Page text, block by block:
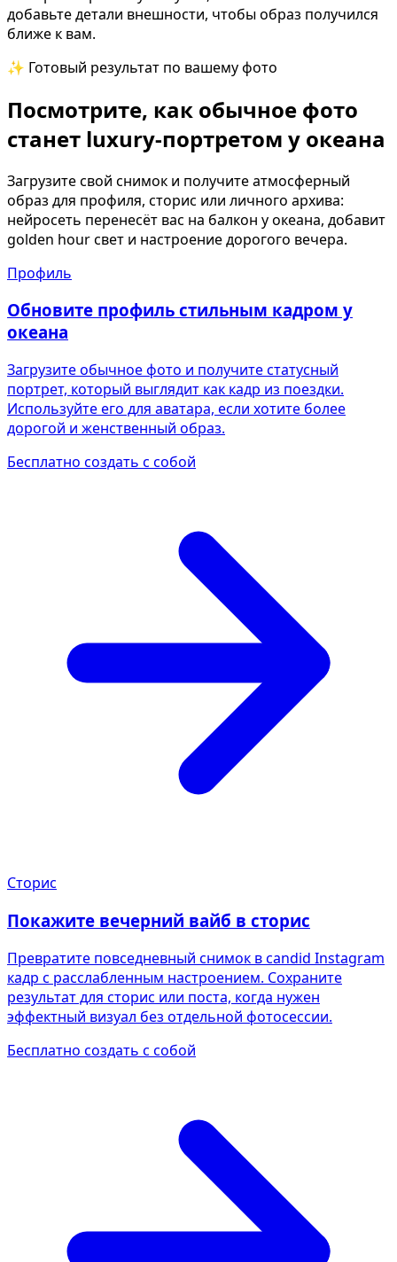
добавьте детали внешности, чтобы образ получился
ближе к вам.
✨ Готовый результат по вашему фото
Посмотрите, как обычное фото
станет luxury-портретом у океана
Загрузите свой снимок и получите атмосферный
образ для профиля, сторис или личного архива:
нейросеть перенесёт вас на балкон у океана, добавит
golden hour свет и настроение дорогого вечера.
Профиль
Обновите профиль стильным кадром у
океана
Загрузите обычное фото и получите статусный
портрет, который выглядит как кадр из поездки.
Используйте его для аватара, если хотите более
дорогой и женственный образ.
Бесплатно создать с собой
Сторис
Покажите вечерний вайб в сторис
Превратите повседневный снимок в candid Instagram
кадр с расслабленным настроением. Сохраните
результат для сторис или поста, когда нужен
эффектный визуал без отдельной фотосессии.
Бесплатно создать с собой